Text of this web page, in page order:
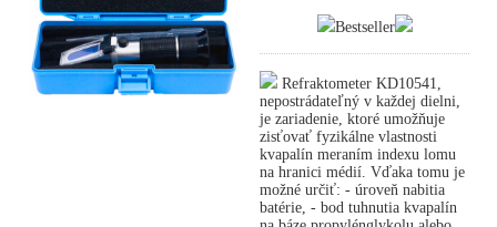
Bestseller
Refraktometer KD10541,
nepostrádateľný v každej dielni,
je zariadenie, ktoré umožňuje
zisťovať fyzikálne vlastnosti
kvapalín meraním indexu lomu
na hranici médií. Vďaka tomu je
možné určiť: - úroveň nabitia
batérie, - bod tuhnutia kvapalín